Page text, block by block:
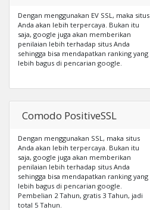
Dengan menggunakan EV SSL, maka situs
Anda akan lebih terpercaya. Bukan itu
saja, google juga akan memberikan
penilaian lebih terhadap situs Anda
sehingga bisa mendapatkan ranking yang
lebih bagus di pencarian google.
Comodo PositiveSSL
Dengan menggunakan SSL, maka situs
Anda akan lebih terpercaya. Bukan itu
saja, google juga akan memberikan
penilaian lebih terhadap situs Anda
sehingga bisa mendapatkan ranking yang
lebih bagus di pencarian google.
Pembelian 2 Tahun, gratis 3 Tahun, jadi
total 5 Tahun.